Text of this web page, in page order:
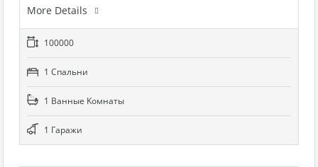
More Details
100000
1 Cпальни
1 Bанные Kомнаты
1 Гаражи